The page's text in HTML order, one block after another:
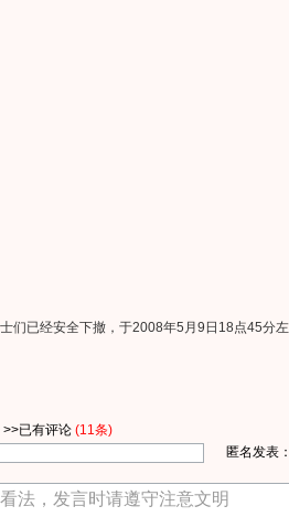
已经安全下撤，于2008年5月9日18点45分左
>>已有评论 (11条)
匿名发表